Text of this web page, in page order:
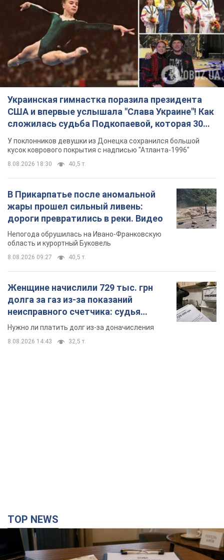
Украинская гимнастка поразила президента
США и впервые услышала "Слава Украине"! Как
сложилась судьба Подкопаевой, которая 30
лет назад завоевала "золото" Олимпиады
У поклонников девушки из Донецка сохранился большой
кусок коврового покрытия с надписью "Атланта-1996"
8.08.2026 18:30 40,5 т.
В Прикарпатье после аномальной
жары прошел сильный ливень:
дороги превратились в реки. Видео
Непогода обрушилась на Ивано-Франковскую
область и курортный Буковель
8.08.2026 09:27 40,5 т.
Женщине начислили 729 тыс. грн
долга за газ из-за показаний
неисправного счетчика: судья
вынес неожиданное решение
Нужно ли платить долг из-за доначисления
8.08.2026 14:43 32,5 т.
TOP NEWS